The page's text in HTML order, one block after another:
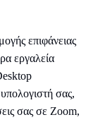
επιφάνειας
εργαλεία
σας,
σας σε Zoom,